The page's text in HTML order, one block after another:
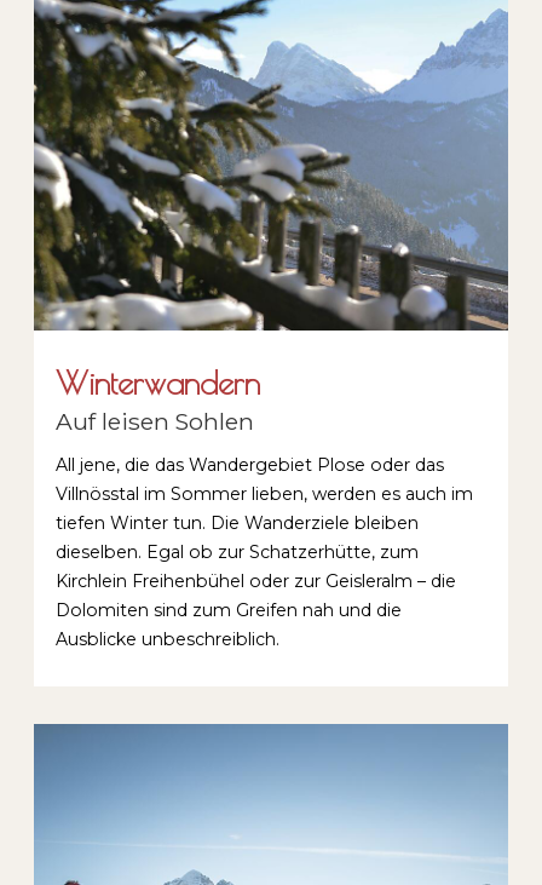
Winterwandern
Auf leisen Sohlen
All jene, die das Wandergebiet Plose oder das
Villnösstal im Sommer lieben, werden es auch im
tiefen Winter tun. Die Wanderziele bleiben
dieselben. Egal ob zur Schatzerhütte, zum
Kirchlein Freihenbühel oder zur Geisleralm – die
Dolomiten sind zum Greifen nah und die
Ausblicke unbeschreiblich.